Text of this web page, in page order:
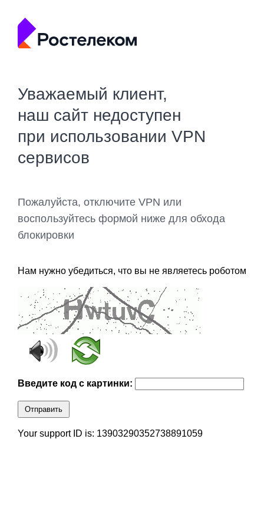
Уважаемый клиент,
наш сайт недоступен
при использовании VPN
сервисов
Пожалуйста, отключите VPN или
воспользуйтесь формой ниже для обхода
блокировки
Нам нужно убедиться, что вы не являетесь роботом
Введите код с картинки:
Отправить
Your support ID is: 13903290352738891059